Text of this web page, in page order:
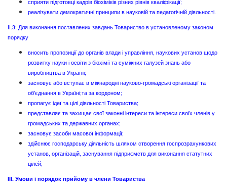
сприяти підготовці кадрів біохіміків різних рівнів кваліфікації;
реалізувати демократичні принципи в науковій та педагогічній діяльності.
II.3: Для виконання поставлених завдань Товариство в установленому законом
порядку
вносить пропозиції до органів влади і управління, наукових установ щодо
розвитку науки і освіти з біохімії та суміжних галузей знань або
виробництва в Україні;
засновує або вступає в міжнародні науково-громадські організації та
об'єднання в Україні;та за кордоном;
пропагує ідеї та цілі діяльності Товариства;
представляє та захищає свої законні інтереси та інтереси своїх членів у
громадських та державних органах;
засновує засоби масової інформації;
здійснює господарську діяльність шляхом створення госпрозрахункових
установ, організацій, заснування підприємств для виконання статутних
цілей;
ІІІ. Умови і порядок прийому в члени Товариства